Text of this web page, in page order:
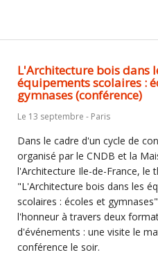
L'Architecture bois dans
équipements scolaires :
gymnases (conférence)
Le 13 septembre - Paris
Dans le cadre d'un cycle de
organisé par le CNDB et la
l'Architecture Ile-de-France, le
"L'Architecture bois dans les
scolaires : écoles et
l'honneur à travers deux
d'événements : une visite le
conférence le soir.